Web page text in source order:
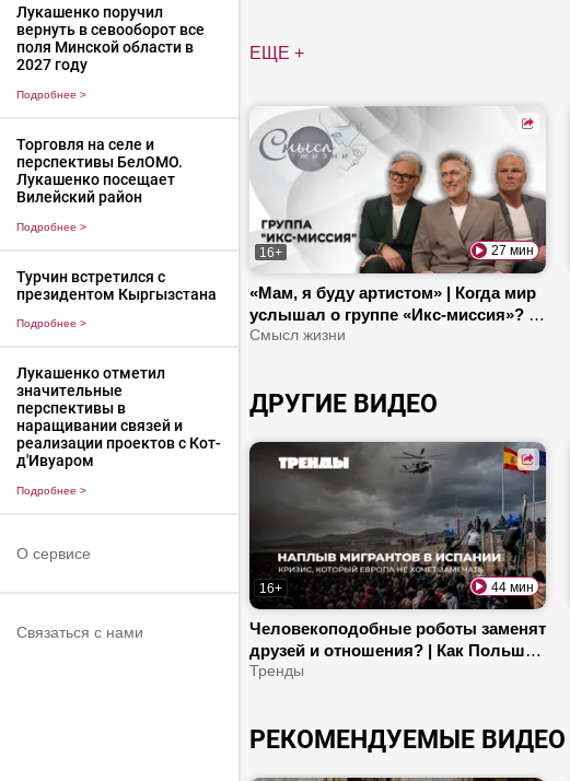
Лукашенко поручил
вернуть в севооборот все
поля Минской области в
2027 году
Подробнее >
Торговля на селе и
перспективы БелОМО.
Лукашенко посещает
Вилейский район
Подробнее >
Турчин встретился с
президентом Кыргызстана
Подробнее >
Лукашенко отметил
значительные
перспективы в
наращивании связей и
реализации проектов с Кот-
д'Ивуаром
Подробнее >
О сервисе
Связаться с нами
ЕЩЕ +
16+ 27 мин
«Мам, я буду артистом» | Когда мир
услышал о группе «Икс-миссия»? |
Почему она воссоединилась
Смысл жизни
ДРУГИЕ ВИДЕО
16+ 44 мин
Человекоподобные роботы заменят
друзей и отношения? | Как Польша
использует украинских мигрантов? |
Тренды
РЕКОМЕНДУЕМЫЕ ВИДЕО